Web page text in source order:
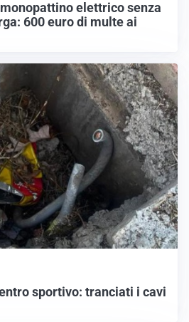
elettrico senza
600 euro di multe ai
sportivo: tranciati i cavi